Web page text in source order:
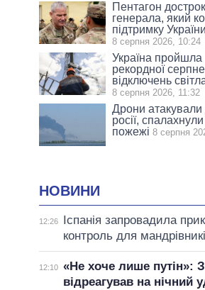
Пентагон
генерала, який
підтримку України
8 серпня 2026, 10:24
Україна пройшла
рекордної
відключень
8 серпня 2026, 11:32
Дрони
росії,
пожежі 8 серпня
НОВИНИ
12:26
Іспанія запровадила
контроль для
12:10 «Не хоче лише путін»:
відреагував на нічний